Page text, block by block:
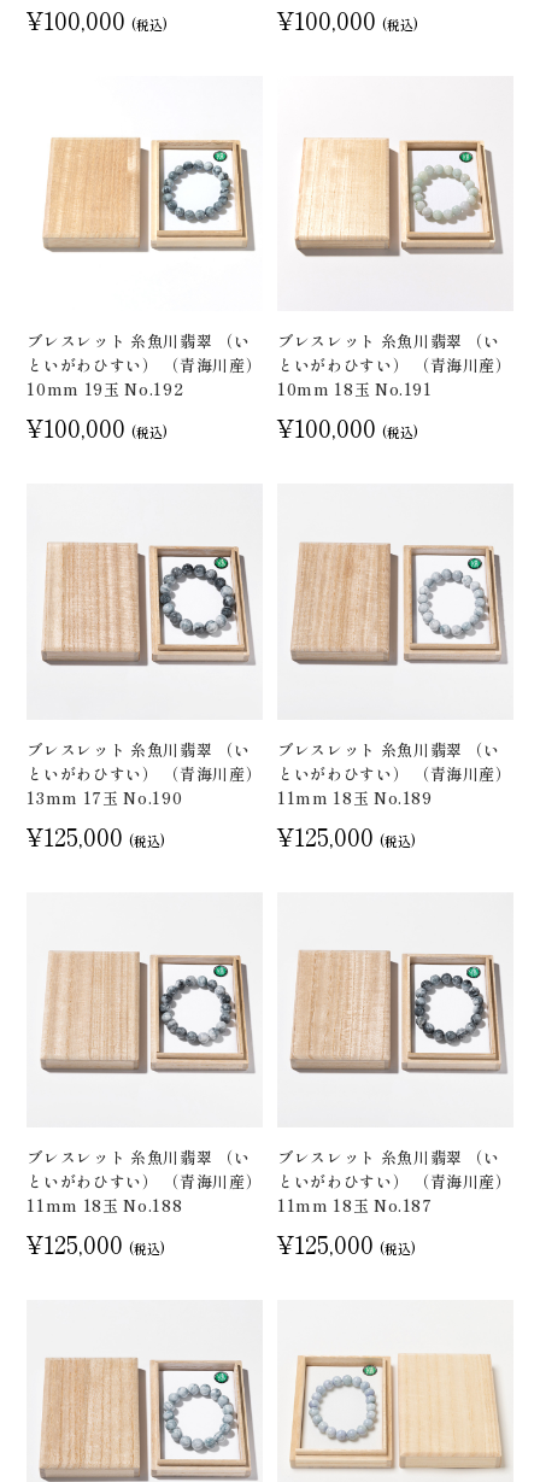
¥100,000 (税込) ¥100,000 (税込)
ブレスレット 糸魚川翡翠 （い
といがわひすい） （青海川産）
10mm 19玉 No.192
¥100,000 (税込)
ブレスレット 糸魚川翡翠 （い
といがわひすい） （青海川産）
10mm 18玉 No.191
¥100,000 (税込)
ブレスレット 糸魚川翡翠 （い
といがわひすい） （青海川産）
13mm 17玉 No.190
¥125,000 (税込)
ブレスレット 糸魚川翡翠 （い
といがわひすい） （青海川産）
11mm 18玉 No.189
¥125,000 (税込)
ブレスレット 糸魚川翡翠 （い
といがわひすい） （青海川産）
11mm 18玉 No.188
¥125,000 (税込)
ブレスレット 糸魚川翡翠 （い
といがわひすい） （青海川産）
11mm 18玉 No.187
¥125,000 (税込)